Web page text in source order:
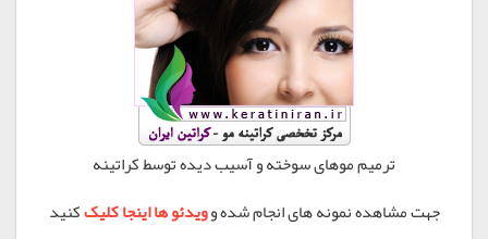
ترمیم موهای سوخته و آسیب دیده توسط کراتینه
جهت مشاهده نمونه های انجام شده وویدئو ها اینجا کلیککنید